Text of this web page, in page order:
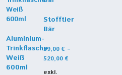
Aluminium-
Trinkflasche
Weiß
600ml
Stofftier
Bär
59,00€ –
520,00€
exkl.